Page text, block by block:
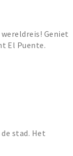
Geniet
El Puente.
stad. Het